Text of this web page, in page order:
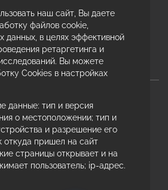
МФО:
МКК"
ОРГАНИЗАЦИЯ
ЦЕНТР РАЗВИТИЯ БИЗНЕСА И
с 16.03.2021
наш сайт, Вы даете
файлов cookie,
данных, в целях эффективной
ретаргетинга и
Вы можете
Cookies в настройках
данные: тип и версия
о местоположении; тип и
и разрешение его
откуда пришел на сайт
страницы открывает и на
пользователь; ip-адрес.
или телефон — на выбор
Начать чат
Не передаём данные третьим лицам